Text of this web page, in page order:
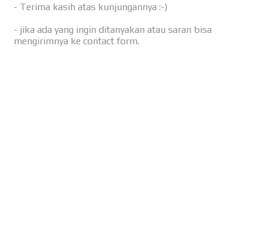
- Terima kasih atas kunjungannya :-)
- jika ada yang ingin ditanyakan atau saran bisa
mengirimnya ke contact form.